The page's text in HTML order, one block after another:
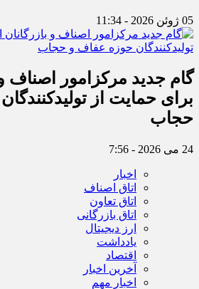
05 ژوئن 2026 - 11:34
گام جدید مرکزامور اصناف و
برای حمایت از
حجاب
24 می 2026 - 7:56
اخبار
اتاق اصناف
اتاق تعاون
اتاق بازرگانی
ارز دیجیتال
یادداشت
اقتصاد
آخرین اخبار
اخبار مهم